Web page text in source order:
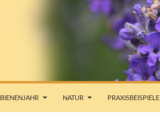
BIENENJAHR NATUR PRAXISBEISPIELE